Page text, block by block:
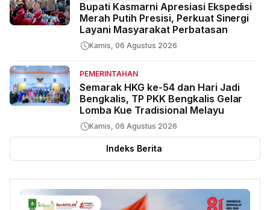
Bupati Kasmarni Apresiasi Ekspedisi
Merah Putih Presisi, Perkuat Sinergi
Layani Masyarakat Perbatasan
Kamis, 06 Agustus 2026
PEMERINTAHAN
Semarak HKG ke-54 dan Hari Jadi
Bengkalis, TP PKK Bengkalis Gelar
Lomba Kue Tradisional Melayu
Kamis, 06 Agustus 2026
Indeks Berita